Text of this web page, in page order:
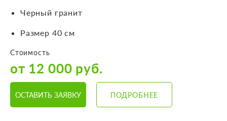
Черный гранит
Размер 40 см
Стоимость
от 12 000 руб.
ОСТАВИТЬ ЗАЯВКУ ПОДРОБНЕЕ